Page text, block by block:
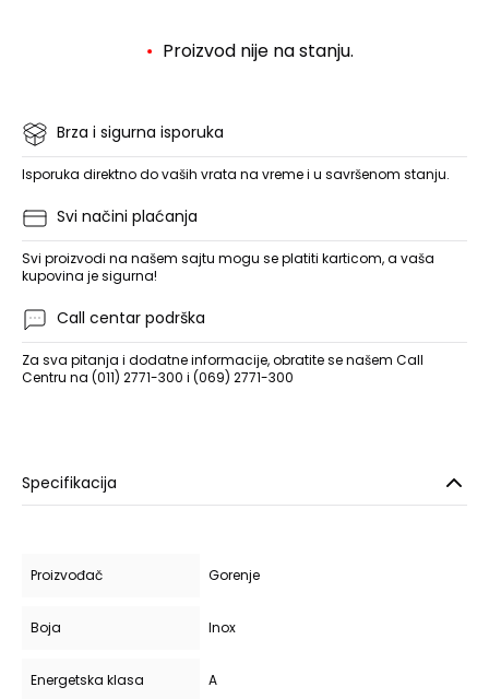
Proizvod nije na stanju.
Brza i sigurna isporuka
Isporuka direktno do vaših vrata na vreme i u savršenom stanju.
Svi načini plaćanja
Svi proizvodi na našem sajtu mogu se platiti karticom, a vaša
kupovina je sigurna!
Call centar podrška
Za sva pitanja i dodatne informacije, obratite se našem Call
Centru na (011) 2771-300 i (069) 2771-300
Specifikacija
Proizvođač Gorenje
Boja Inox
Energetska klasa A